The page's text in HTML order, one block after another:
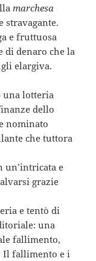
marchesa
stravagante.
e fruttuosa
di denaro che la
elargiva.
una lotteria
dello
nominato
che tuttora
un’intricata e
grazie
e tentò di
una
fallimento,
Il fallimento e i